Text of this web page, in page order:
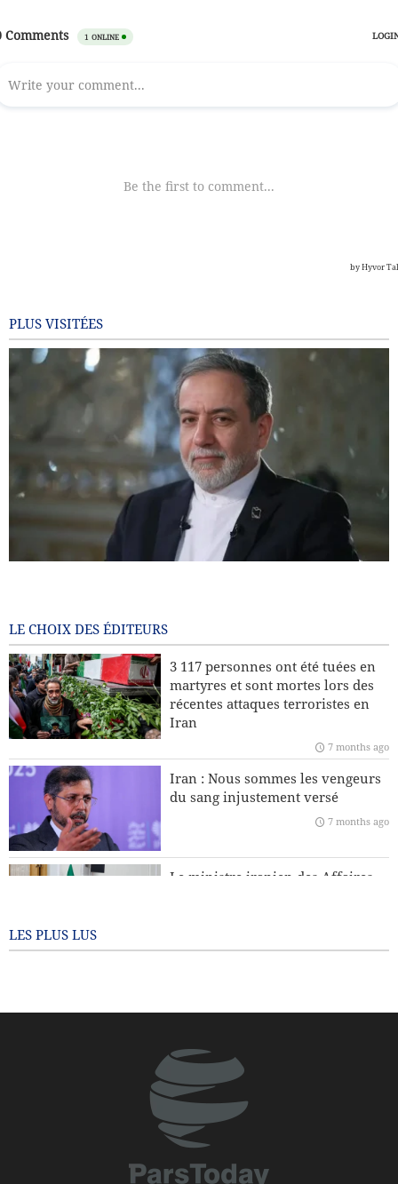
PLUS VISITÉES
Pourquoi l’Iran insiste-t-il sur son droit à l’enrichissement
nucléaire à des fins civiles ?
Leader : La récente sédition était américaine et le président
américain en est le principal coupable
L’Europe fera-t-elle appel à l’Iran et au Yémen pour
protéger le Groenland face aux États-Unis ?
Téhéran dénonce les accusations de l’Argentine contre le
CGRI
LE CHOIX DES ÉDITEURS
3 117 personnes ont été tuées en
martyres et sont mortes lors des
récentes attaques terroristes en
Iran
7 months ago
Iran : Nous sommes les vengeurs
du sang injustement versé
7 months ago
Le ministre iranien des Affaires
LES PLUS LUS